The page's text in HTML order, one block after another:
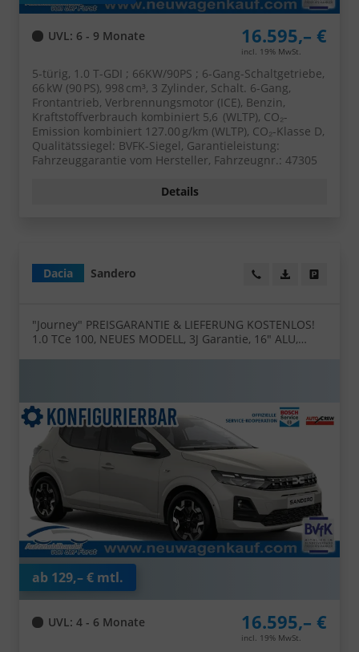
UVL: 6 - 9 Monate 16.595,– €
incl. 19% MwSt.
5-türig, 1.0 T-GDI ; 66KW/90PS ; 6-Gang-Schaltgetriebe,
66 kW (90 PS), 998 cm³, 3 Zylinder, Schalt. 6-Gang,
Frontantrieb, Verbrennungsmotor (ICE), Benzin,
Kraftstoffverbrauch kombiniert 5,6 (WLTP), CO₂-
Emission kombiniert 127.00 g/km (WLTP), CO₂-Klasse D,
Qualitätssiegel: BVFK-Siegel, Garantieleistung:
Fahrzeuggarantie vom Hersteller, Fahrzeugnr.: 47305
Details
Dacia Sandero Wir rufen Sie an!
PDF-Datei,
"Journey" PREISGARANTIE & LIEFERUNG KOSTENLOS!
1.0 TCe 100, NEUES MODELL, 3J Garantie, 16" ALU,
elektr, NSW, Armlehne
UVL: 4 - 6 Monate 16.595,– €
incl. 19% MwSt.
ab 129,– € mtl.